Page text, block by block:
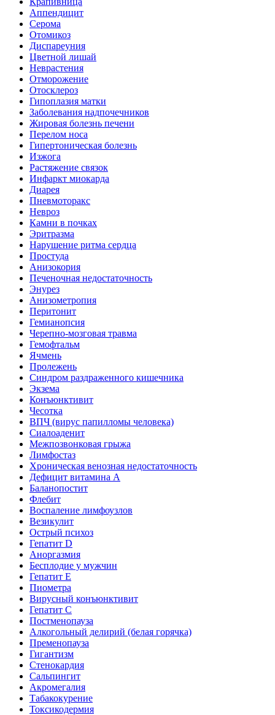
Аппендицит
Серома
Отомикоз
Диспареуния
Цветной лишай
Неврастения
Отморожение
Отосклероз
Гипоплазия матки
Заболевания надпочечников
Жировая болезнь печени
Перелом носа
Гипертоническая болезнь
Изжога
Растяжение связок
Инфаркт миокарда
Диарея
Пневмоторакс
Невроз
Камни в почках
Эритразма
Нарушение ритма сердца
Простуда
Анизокория
Печеночная недостаточность
Энурез
Анизометропия
Перитонит
Гемианопсия
Черепно-мозговая травма
Гемофтальм
Ячмень
Пролежень
Синдром раздраженного кишечника
Экзема
Конъюнктивит
Чесотка
ВПЧ (вирус папилломы человека)
Сиалоаденит
Межпозвонковая грыжа
Лимфостаз
Хроническая венозная недостаточность
Дефицит витамина А
Баланопостит
Флебит
Воспаление лимфоузлов
Везикулит
Острый психоз
Гепатит D
Аноргазмия
Бесплодие у мужчин
Гепатит E
Пиометра
Вирусный конъюнктивит
Гепатит C
Постменопауза
Алкогольный делирий (белая горячка)
Пременопауза
Гигантизм
Стенокардия
Сальпингит
Акромегалия
Табакокурение
Токсикодермия